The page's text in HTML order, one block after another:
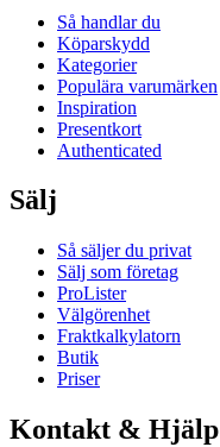
Så handlar du
Köparskydd
Kategorier
Populära varumärken
Inspiration
Presentkort
Authenticated
Sälj
Så säljer du privat
Sälj som företag
ProLister
Välgörenhet
Fraktkalkylatorn
Butik
Priser
Kontakt & Hjälp